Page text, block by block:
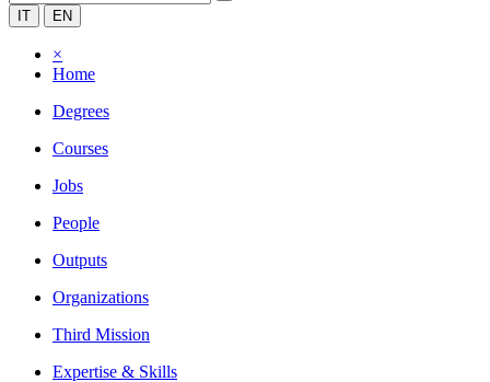
IT EN
×
Home
Degrees
Courses
Jobs
People
Outputs
Organizations
Third Mission
Expertise & Skills